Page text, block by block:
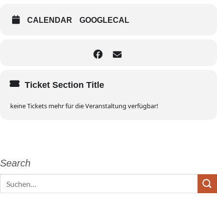
CALENDAR GOOGLECAL
Ticket Section Title
keine Tickets mehr für die Veranstaltung verfügbar!
Search